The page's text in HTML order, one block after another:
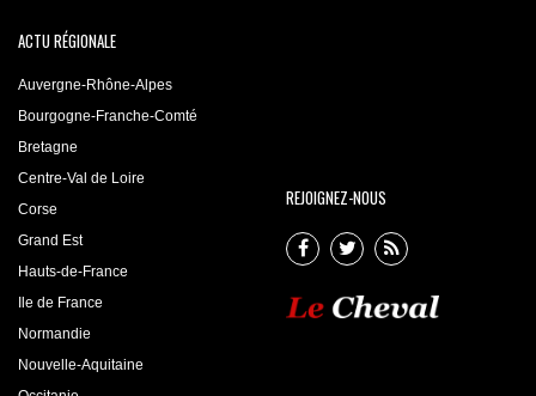
ACTU RÉGIONALE
Auvergne-Rhône-Alpes
Bourgogne-Franche-Comté
Bretagne
Centre-Val de Loire
Corse
Grand Est
Hauts-de-France
Ile de France
Normandie
Nouvelle-Aquitaine
REJOIGNEZ-NOUS